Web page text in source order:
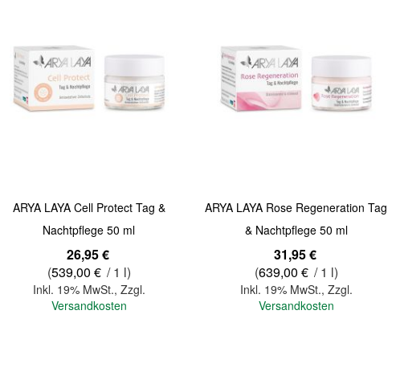
Quickview Quickview
ARYA LAYA Cell Protect Tag &
Nachtpflege 50 ml
26,95 €
(539,00 € / 1 l)
Inkl. 19% MwSt., Zzgl.
Versandkosten
ARYA LAYA Rose Regeneration Tag
& Nachtpflege 50 ml
31,95 €
(639,00 € / 1 l)
Inkl. 19% MwSt., Zzgl.
Versandkosten